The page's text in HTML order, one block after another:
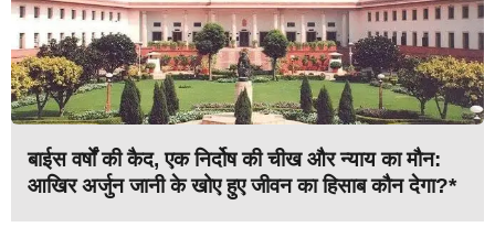
बाईस वर्षों की कैद, एक निर्दोष की चीख और न्याय का मौन:
आखिर अर्जुन जानी के खोए हुए जीवन का हिसाब कौन देगा?*